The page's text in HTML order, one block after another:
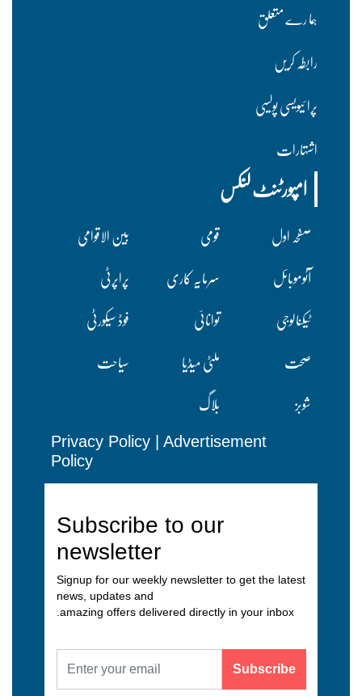
ہما رے متعلق
رابطہ کریں
پرا ئیویسی پولسیی
اشتہارات
امپورٹنٹ لنکس
صفحہ اول قومی
بین الاقوامی
آٹوموبائل
سرمایہ کاری
پراپرٹی
ٹیکنالوجی
توانائی
فوڈ سیکورٹی
صحت
ملٹی میڈیا
سیاحت
شوبز
بلاگ
Privacy Policy
Advertisement
Policy
Subscribe to our
newsletter
Signup for our weekly newsletter to get the latest
news, updates and
amazing offers delivered directly in your inbox.
Subscribe